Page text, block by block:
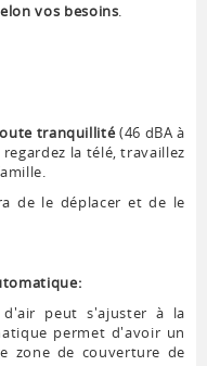
vos besoins.
tranquillité(46 dBA à
la télé, travaillez
de le déplacer et de le
peut s'ajuster à la
permet d'avoir un
zone de couverture de